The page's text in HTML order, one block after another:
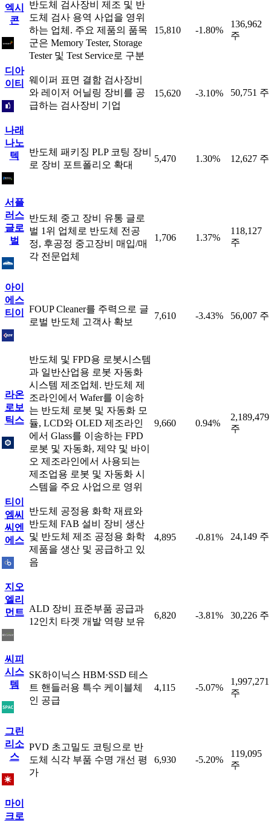
엑시
콘
반도체 검사장비 제조 및 반
도체 검사 용역 사업을 영위
하는 업체. 주요 제품의 품목
군은 Memory Tester, Storage
Tester 및 Test Service로 구분
15,810 -1.80%
136,962
주
디아
이티
웨이퍼 표면 결함 검사장비
와 레이저 어닐링 장비를 공
급하는 검사장비 기업
15,620 -3.10% 50,751 주
나래
나노
텍
반도체 패키징 PLP 코팅 장비
로 장비 포트폴리오 확대
5,470 1.30% 12,627 주
서플
러스
글로
벌
반도체 중고 장비 유통 글로
벌 1위 업체로 반도체 전공
정, 후공정 중고장비 매입/매
각 전문업체
1,706 1.37%
118,127
주
아이
에스
티이
FOUP Cleaner를 주력으로 글
로벌 반도체 고객사 확보
7,610 -3.43% 56,007 주
라온
로보
틱스
반도체 및 FPD용 로봇시스템
과 일반산업용 로봇 자동화
시스템 제조업체. 반도체 제
조라인에서 Wafer를 이송하
는 반도체 로봇 및 자동화 모
듈, LCD와 OLED 제조라인
에서 Glass를 이송하는 FPD
로봇 및 자동화, 제약 및 바이
오 제조라인에서 사용되는
제조업용 로봇 및 자동화 시
스템을 주요 사업으로 영위
9,660 0.94%
2,189,479
주
티이
엠씨
씨엔
에스
반도체 공정용 화학 재료와
반도체 FAB 설비 장비 생산
및 반도체 제조 공정용 화학
제품을 생산 및 공급하고 있
음
4,895 -0.81% 24,149 주
지오
엘리
먼트 ALD 장비 표준부품 공급과
12인치 타겟 개발 역량 보유
6,820 -3.81% 30,226 주
씨피
시스
템
SK하이닉스 HBM·SSD 테스
트 핸들러용 특수 케이블체
인 공급
4,115 -5.07%
1,997,271
주
그린
리소
스
PVD 초고밀도 코팅으로 반
도체 식각 부품 수명 개선 평
가
6,930 -5.20%
119,095
주
마이
크로